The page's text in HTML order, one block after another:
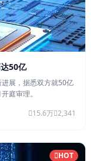
50亿
展，据悉双方就50亿
庭审理。
15.6万 2,341
HOT